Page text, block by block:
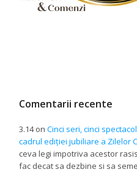
Comentarii recente
3.14onCinci seri, cinci
cadrul ediției jubiliare a Zilelor
ceva legi impotriva acestor
fac decat sa dezbine si sa